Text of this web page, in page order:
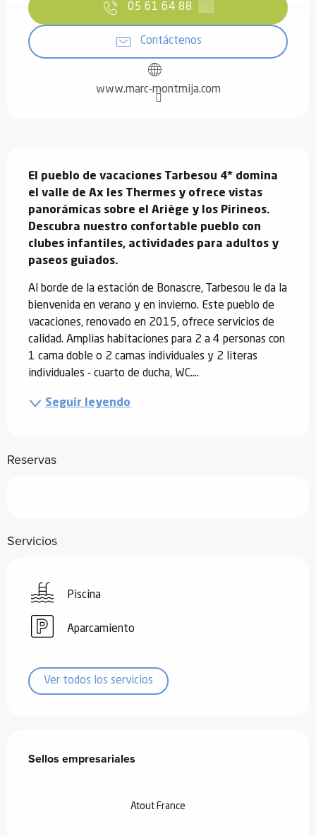
05 61 64 88 ▒▒
Contáctenos
www.marc-montmija.com
El pueblo de vacaciones Tarbesou 4* domina
el valle de Ax les Thermes y ofrece vistas
panorámicas sobre el Ariège y los Pirineos.
Descubra nuestro confortable pueblo con
clubes infantiles, actividades para adultos y
paseos guiados.
Al borde de la estación de Bonascre, Tarbesou le da la
bienvenida en verano y en invierno. Este pueblo de
vacaciones, renovado en 2015, ofrece servicios de
calidad. Amplias habitaciones para 2 a 4 personas con
1 cama doble o 2 camas individuales y 2 literas
individuales - cuarto de ducha, WC....
Seguir leyendo
Reservas
Servicios
Piscina
Aparcamiento
Ver todos los servicios
Sellos empresariales
Sellos empresariales
Atout France